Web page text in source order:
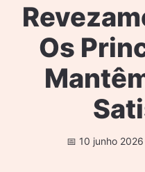
Os
10 junho 2026